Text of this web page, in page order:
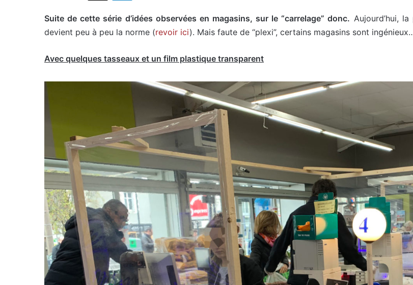
Suite de cette série d’idées observées en magasins, sur le “carrelage” donc. Aujourd’hui,
devient peu à peu la norme (revoir ici). Mais faute de “plexi”, certains magasins sont
Avec quelques tasseaux et un film plastique transparent